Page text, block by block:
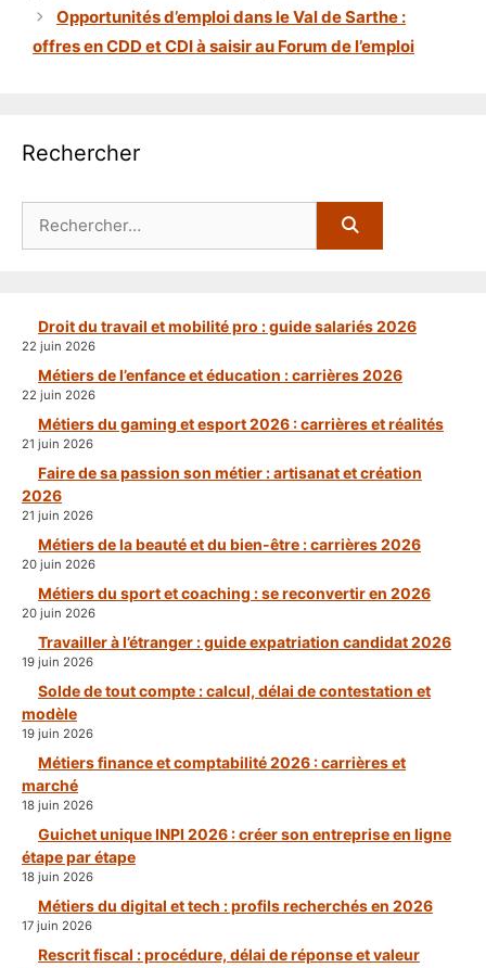
Opportunités d’emploi dans le Val de Sarthe :
offres en CDD et CDI à saisir au Forum de l’emploi
Rechercher
Droit du travail et mobilité pro : guide salariés 2026
22 juin 2026
Métiers de l’enfance et éducation : carrières 2026
22 juin 2026
Métiers du gaming et esport 2026 : carrières et réalités
21 juin 2026
Faire de sa passion son métier : artisanat et création
2026
21 juin 2026
Métiers de la beauté et du bien-être : carrières 2026
20 juin 2026
Métiers du sport et coaching : se reconvertir en 2026
20 juin 2026
Travailler à l’étranger : guide expatriation candidat 2026
19 juin 2026
Solde de tout compte : calcul, délai de contestation et
modèle
19 juin 2026
Métiers finance et comptabilité 2026 : carrières et
marché
18 juin 2026
Guichet unique INPI 2026 : créer son entreprise en ligne
étape par étape
18 juin 2026
Métiers du digital et tech : profils recherchés en 2026
17 juin 2026
Rescrit fiscal : procédure, délai de réponse et valeur